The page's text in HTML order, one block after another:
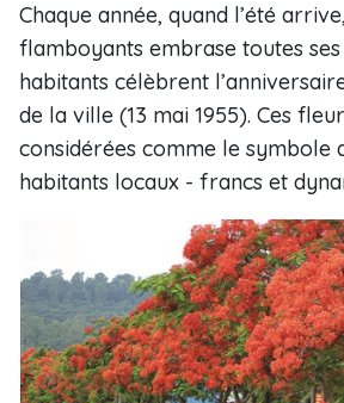
Chaque année, quand l’été
flamboyants embrase toutes
habitants célèbrent
de la ville (13 mai 1955). Ces
considérées comme le symbole
habitants locaux - francs et